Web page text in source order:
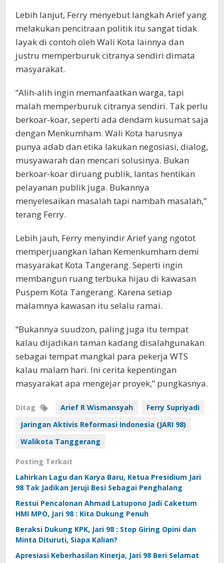
Lebih lanjut, Ferry menyebut langkah Arief yang
melakukan pencitraan politik itu sangat tidak
layak di contoh oleh Wali Kota lainnya dan
justru memperburuk citranya sendiri dimata
masyarakat.
“Alih-alih ingin memanfaatkan warga, tapi
malah memperburuk citranya sendiri. Tak perlu
berkoar-koar, seperti ada dendam kusumat saja
dengan Menkumham. Wali Kota harusnya
punya adab dan etika lakukan negosiasi, dialog,
musyawarah dan mencari solusinya. Bukan
berkoar-koar diruang publik, lantas hentikan
pelayanan publik juga. Bukannya
menyelesaikan masalah tapi nambah masalah,”
terang Ferry.
Lebih jauh, Ferry menyindir Arief yang ngotot
memperjuangkan lahan Kemenkumham demi
masyarakat Kota Tangerang. Seperti ingin
membangun ruang terbuka hijau di kawasan
Puspem Kota Tangerang. Karena setiap
malamnya kawasan itu selalu ramai.
“Bukannya suudzon, paling juga itu tempat
kalau dijadikan taman kadang disalahgunakan
sebagai tempat mangkal para pekerja WTS
kalau malam hari. Ini cerita kepentingan
masyarakat apa mengejar proyek,” pungkasnya.
Ditag Arief R Wismansyah
Ferry Supriyadi
Jaringan Aktivis Reformasi Indonesia (JARI 98)
Walikota Tanggerang
Posting Terkait
Lahirkan Lagu dan Karya Baru, Ketua Presidium Jari
98 Tak Jadikan Jeruji Besi Sebagai Penghalang
Restui Pencalonan Ahmad Latupono Jadi Caketum
HMI MPO, Jari 98 : Kita Dukung Penuh
Beraksi Dukung KPK, Jari 98 : Stop Giring Opini dan
Minta Dituruti, Siapa Kalian?
Apresiasi Keberhasilan Kinerja, Jari 98 Beri Selamat